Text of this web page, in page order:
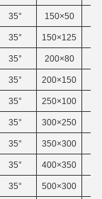
35° 150×50
35° 150×125
35° 200×80
35° 200×150
35° 250×100
35° 300×250
35° 350×300
35° 400×350
35° 500×300